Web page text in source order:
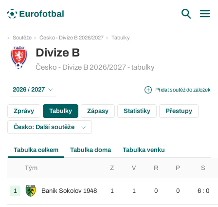
Soutěže Česko - Divize B 2026/2027 Tabulky
Divize B
Česko - Divize B 2026/2027 - tabulky
Přidat soutěž do záložek
2026 / 2027
Zprávy Tabulky Zápasy Statistiky Přestupy
Česko: Další soutěže
Tabulka celkem Tabulka doma Tabulka venku
Tým Z V R P S
1 Baník Sokolov 1948 1 1 0 0 6 : 0